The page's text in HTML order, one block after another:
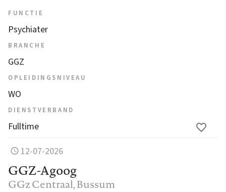
FUNCTIE
Psychiater
BRANCHE
GGZ
OPLEIDINGSNIVEAU
WO
DIENSTVERBAND
Fulltime
12-07-2026
GGZ-Agoog
GGz Centraal, Bussum